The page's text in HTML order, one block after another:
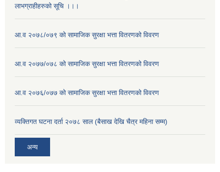
लाभग्राहीहरुको सूचि ।।।
आ.व २०७८/०७९ को सामाजिक सुरक्षा भत्ता वितरणको विवरण
आ.व २०७७/०७८ को सामाजिक सुरक्षा भत्ता वितरणको विवरण
आ.व २०७६/०७७ को सामाजिक सुरक्षा भत्ता वितरणको विवरण
व्यक्तिगत घटना दर्ता २०७८ साल (बैसाख देखि चैत्र महिना सम्म)
अन्य